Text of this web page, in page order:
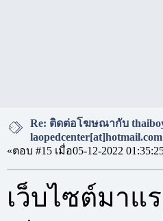
Re: ติดต่อโฆษณากับ
«ตอบ #15 เมื่อ05-12-2022
เว็บไซต์มาแ